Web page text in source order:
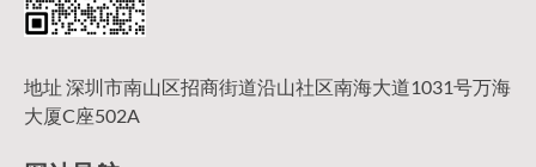
地址 深圳市南山区招商街道沿山社区南海大道1031号万海
大厦C座502A